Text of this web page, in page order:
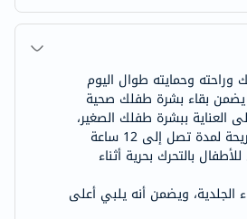
وحمايته طوال اليوم
يضمن بقاء بشرة طفلك صحية
العناية ببشرة طفلك الصغير،
تصل إلى 12 ساعة
بالتحرك بحرية أثناء
الجلدية، ويضمن أنه يلبي أعلى